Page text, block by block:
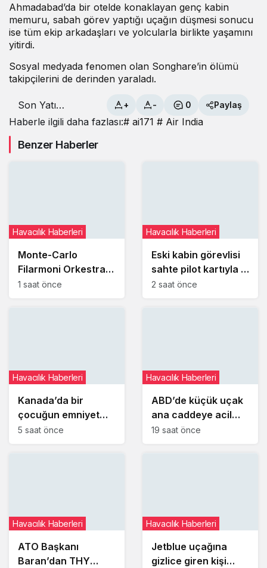
Ahmadabad’da bir otelde konaklayan genç kabin
memuru, sabah görev yaptığı uçağın düşmesi sonucu
ise tüm ekip arkadaşları ve yolcularla birlikte yaşamını
yitirdi.
Sosyal medyada fenomen olan Songhare’in ölümü
takipçilerini de derinden yaraladı.
Son Yatı
Görevi, Son
Fotoğraf
+ - 0 Paylaş
Haberle ilgili daha fazlası:# ai171 # Air India
Benzer Haberler
Monte-Carlo
Filarmoni Orkestrası
yolculara uçakta
Havacılık Haberleri
1 saat önce
Eski kabin görevlisi
sahte pilot kartıyla 3
ABD hava yolu
Havacılık Haberleri
2 saat önce
Kanada’da bir
çocuğun emniyet
kemerini takmaması
Havacılık Haberleri
5 saat önce
ABD’de küçük uçak
ana caddeye acil
iniş yaptı
Havacılık Haberleri
19 saat önce
ATO Başkanı
Baran’dan THY
Havacılık Haberleri
Jetblue uçağına
gizlice giren kişi
Havacılık Haberleri